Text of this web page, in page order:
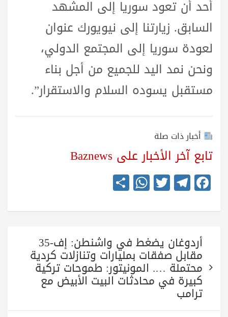
أحد أن تعود سوريا إلى المشهد
السابق. زيارتنا إلى نيويورك عنوان
لعودة سوريا إلى المجتمع الدولي،
ونحن نمد اليد للجميع من أجل بناء
مستقبل يسوده السلام والاستقرار”.
أخبار ذات صلة
تابع آخر الأخبار على Baznews
Fa
ce
bo
ok
Te
le
gr
a
m
T
wi
tte
r
W
ha
ts
A
pp
re
تصفّح
المقالات أردوغان يضغط في واشنطن: إف-35
مقابل صفقات بمليارات وتنازلات كردية
محتملة …. المونيتور: طموحات تركية
كبيرة في محادثات البيت الأبيض مع
ترامب